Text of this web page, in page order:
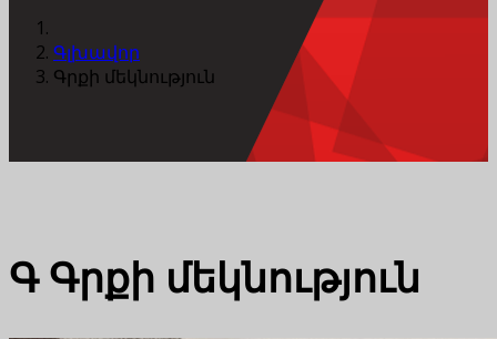
Գլխավոր
Գրքի մեկնություն
ԳԳրքի մեկնություն